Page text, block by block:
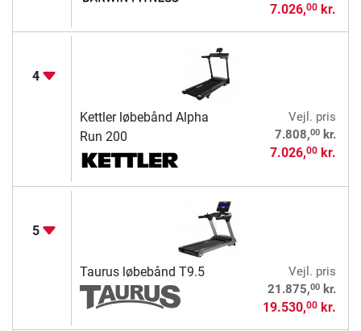
7.026,00kr.
4
Kettler løbebånd Alpha
Run 200
Vejl. pris
7.808,00kr.
7.026,00kr.
5
Taurus løbebånd T9.5
Vejl. pris
21.875,00kr.
19.530,00kr.